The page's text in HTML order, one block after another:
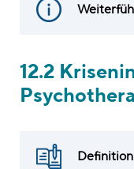
12.2
Definition